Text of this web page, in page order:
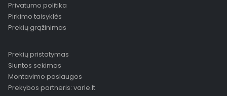
Privatumo politika
Pirkimo taisyklės
Prekių grąžinimas
Prekių pristatymas
Siuntos sekimas
Montavimo paslaugos
Prekybos partneris: varle.lt